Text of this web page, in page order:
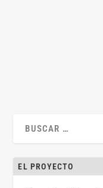
EL PROYECTO